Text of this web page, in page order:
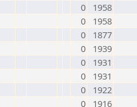
0
1958
0
1958
0
1877
0
1939
0
1931
0
1931
0
1922
0
1916